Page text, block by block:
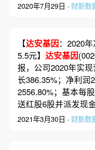
2020年7月29日 · 财新数
【达安基因：2020
5.5元】 达安基因
报，公司2020年实
长386.35%；净利润
2556.80%；基本每
送红股6股并派发现
2021年3月30日 · 财新数